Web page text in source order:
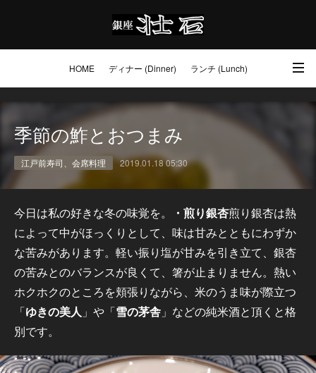
HOME ディナー (Dinner) ランチ (Lunch)
アクセス・ご予約 (Access / Reservations) ワイン (Wine) お土産 (Go to)
季節の鮓とおつまみ
江戸前寿司、会席料理 2019.01.18 05:30
今日は私の好きな冬の味覚を。 ・煎り銀杏煎り銀杏は熱
によって中がほっくりとして、味は甘みとともにわずか
な苦みがあります。軽い振り塩が甘みを引き立て、銀杏
の苦みとのバランスが良くて、箸が止まりません。熱い
ホクホクのところを頬張りながら、米のうま味が際立つ
「ゆきの美人 」や「雪の茅舎 」などの純米酒と頂くと格
別です。